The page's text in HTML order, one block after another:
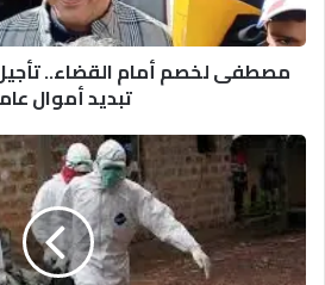
قضية
تبديد
أموال
مصطفى لخصم أمام القضاء..
تبديد أموال
131
بالكونغو
يحتمل
بسبب
"إيبولا"